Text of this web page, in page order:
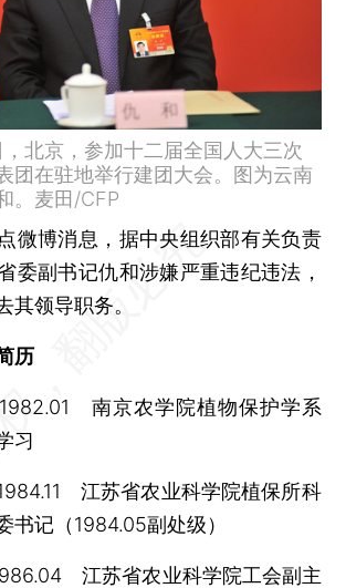
北京，参加十二届全国人大三次
团在驻地举行建团大会。图为云南
。麦田/CFP
博消息，据中央组织部有关负责
委副书记仇和涉嫌严重违纪违法，
其领导职务。
历
南京农学院植物保护学系
习
江苏省农业科学院植保所科
书记（1984.05副处级）
江苏省农业科学院工会副主